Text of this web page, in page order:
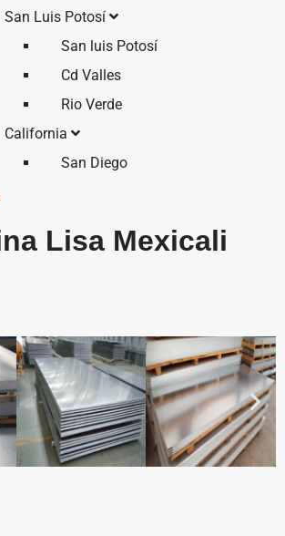
San Luis Potosí
San luis Potosí
Cd Valles
Rio Verde
California
San Diego
Lisa Mexicali